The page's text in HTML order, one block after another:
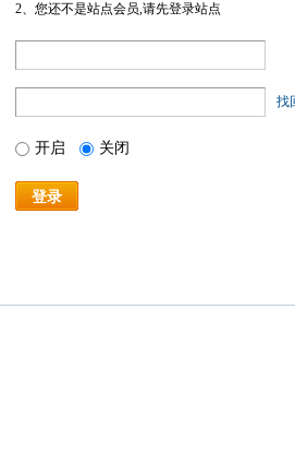
2、您还不是站点会员,请先登录站点
找
开启 关闭
登录